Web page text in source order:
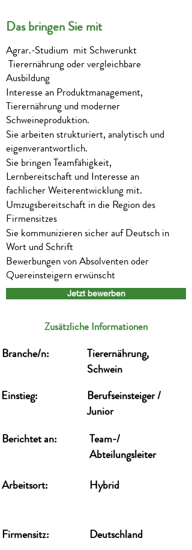
Das bringen Sie mit
Agrar.-Studium mit Schwerunkt
Tierernährung oder vergleichbare
Ausbildung
Interesse an Produktmanagement,
Tierernährung und moderner
Schweineproduktion.
Sie arbeiten strukturiert, analytisch und
eigenverantwortlich.
Sie bringen Teamfähigkeit,
Lernbereitschaft und Interesse an
fachlicher Weiterentwicklung mit.
Umzugsbereitschaft in die Region des
Firmensitzes
Sie kommunizieren sicher auf Deutsch in
Wort und Schrift
Bewerbungen von Absolventen oder
Quereinsteigern erwünscht
Jetzt bewerben
Zusätzliche Informationen
Branche/n:
Tierernährung,
Schwein
Einstieg:
Berufseinsteiger /
Junior
Berichtet an:
Team-/
Abteilungsleiter
Arbeitsort:
Hybrid
Firmensitz: Deutschland